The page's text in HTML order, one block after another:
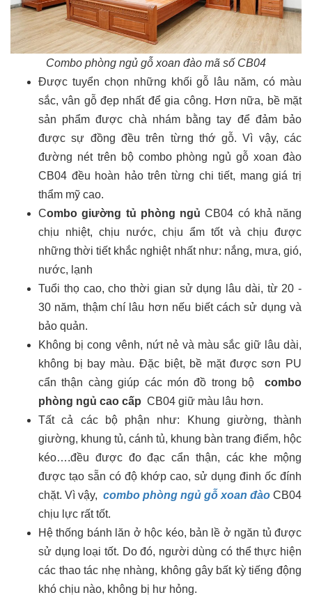
Combo phòng ngủ gỗ xoan đào mã số CB04
Được tuyển chọn những khối gỗ lâu năm, có màu
sắc, vân gỗ đẹp nhất để gia công. Hơn nữa, bề mặt
sản phẩm được chà nhám bằng tay để đảm bảo
được sự đồng đều trên từng thớ gỗ. Vì vậy, các
đường nét trên bộ combo phòng ngủ gỗ xoan đào
CB04 đều hoàn hảo trên từng chi tiết, mang giá trị
thẩm mỹ cao.
Combo giường tủ phòng ngủ CB04 có khả năng
chịu nhiệt, chịu nước, chịu ẩm tốt và chịu được
những thời tiết khắc nghiệt nhất như: nắng, mưa, gió,
nước, lạnh
Tuổi thọ cao, cho thời gian sử dụng lâu dài, từ 20 -
30 năm, thậm chí lâu hơn nếu biết cách sử dụng và
bảo quản.
Không bị cong vênh, nứt nẻ và màu sắc giữ lâu dài,
không bị bay màu. Đặc biệt, bề mặt được sơn PU
cẩn thận càng giúp các món đồ trong bộ combo
phòng ngủ cao cấp CB04 giữ màu lâu hơn.
Tất cả các bộ phận như: Khung giường, thành
giường, khung tủ, cánh tủ, khung bàn trang điểm, hộc
kéo….đều được đo đạc cẩn thận, các khe mộng
được tạo sẵn có độ khớp cao, sử dụng đinh ốc đính
chặt. Vì vậy, combo phòng ngủ gỗ xoan đào CB04
chịu lực rất tốt.
Hệ thống bánh lăn ở hộc kéo, bản lề ở ngăn tủ được
sử dụng loại tốt. Do đó, người dùng có thể thực hiện
các thao tác nhẹ nhàng, không gây bất kỳ tiếng động
khó chịu nào, không bị hư hỏng.